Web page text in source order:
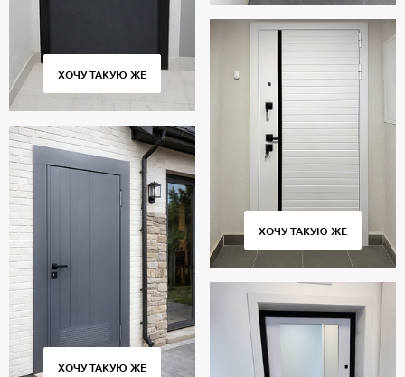
ХОЧУ ТАКУЮ ЖЕ
ХОЧУ ТАКУЮ ЖЕ
ХОЧУ ТАКУЮ ЖЕ